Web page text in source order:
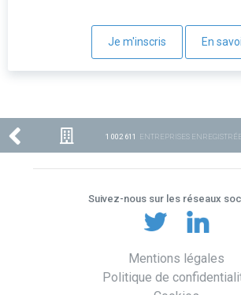
Je m'inscris En
1 002 611 ENTREPRISES
Suivez-nous sur les réseaux
Mentions légales
Politique de